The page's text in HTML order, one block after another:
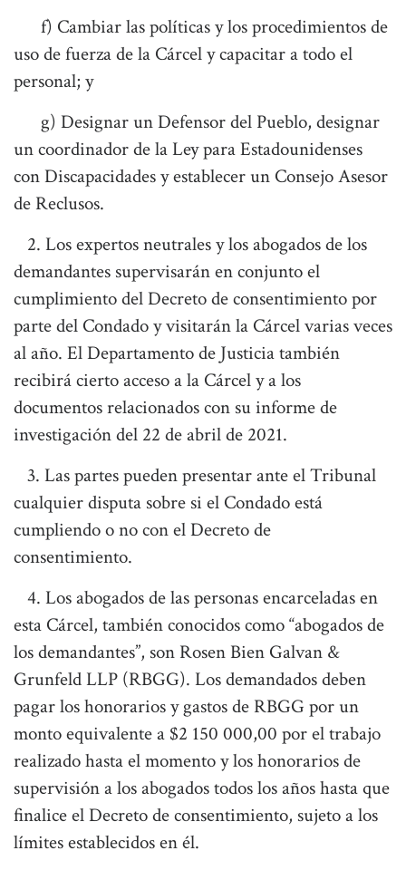
f) Cambiar las políticas y los procedimientos de
uso de fuerza de la Cárcel y capacitar a todo el
personal; y
g) Designar un Defensor del Pueblo, designar
un coordinador de la Ley para Estadounidenses
con Discapacidades y establecer un Consejo Asesor
de Reclusos.
2. Los expertos neutrales y los abogados de los
demandantes supervisarán en conjunto el
cumplimiento del Decreto de consentimiento por
parte del Condado y visitarán la Cárcel varias veces
al año. El Departamento de Justicia también
recibirá cierto acceso a la Cárcel y a los
documentos relacionados con su informe de
investigación del 22 de abril de 2021.
3. Las partes pueden presentar ante el Tribunal
cualquier disputa sobre si el Condado está
cumpliendo o no con el Decreto de
consentimiento.
4. Los abogados de las personas encarceladas en
esta Cárcel, también conocidos como “abogados de
los demandantes”, son Rosen Bien Galvan &
Grunfeld LLP (RBGG). Los demandados deben
pagar los honorarios y gastos de RBGG por un
monto equivalente a $2 150 000,00 por el trabajo
realizado hasta el momento y los honorarios de
supervisión a los abogados todos los años hasta que
finalice el Decreto de consentimiento, sujeto a los
límites establecidos en él.